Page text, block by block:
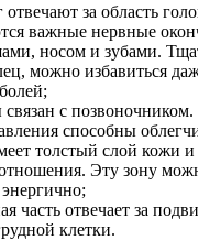
за область
важные нервные
носом и зубами.
можно избавиться
с
способны
толстый слой кожи и
Эту зону
часть отвечает за
клетки.